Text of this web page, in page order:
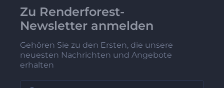
Zu Renderforest-
Newsletter anmelden
Gehören Sie zu den Ersten, die unsere
neuesten Nachrichten und Angebote
erhalten